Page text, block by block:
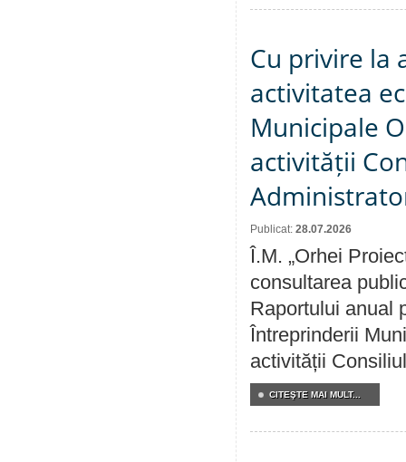
Cu privire la
activitatea
Municipale
activității
Publicat: 28.07.2026
Î.M. „Orhei
consultarea
Raportului anual
Întreprinderii
activității
CITEŞTE MAI MULT...